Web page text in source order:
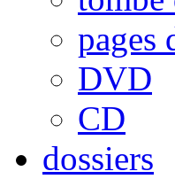
pages
DVD
CD
dossiers